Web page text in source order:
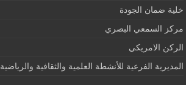
خلية ضمان الجودة
مركز السمعي البصري
الركن الامريكي
المديرية الفرعية للأنشطة العلمية والثقافية والرياضية